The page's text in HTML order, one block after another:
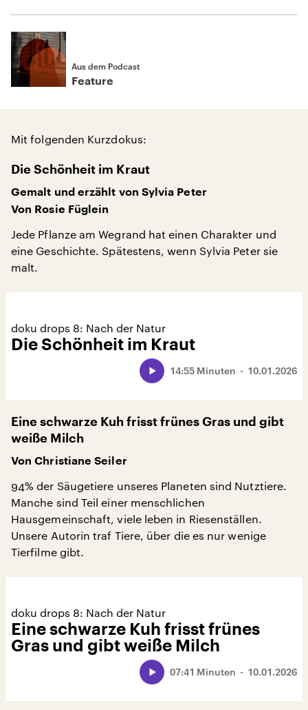
Aus dem Podcast
Feature
Mit folgenden Kurzdokus:
Die Schönheit im Kraut
Gemalt und erzählt von Sylvia Peter
Von Rosie Füglein
Jede Pflanze am Wegrand hat einen Charakter und
eine Geschichte. Spätestens, wenn Sylvia Peter sie
malt.
doku drops 8: Nach der Natur
Die Schönheit im Kraut
10.01.2026
14:55 Minuten
Eine schwarze Kuh frisst frünes Gras und gibt
weiße Milch
Von Christiane Seiler
94% der Säugetiere unseres Planeten sind Nutztiere.
Manche sind Teil einer menschlichen
Hausgemeinschaft, viele leben in Riesenställen.
Unsere Autorin traf Tiere, über die es nur wenige
Tierfilme gibt.
doku drops 8: Nach der Natur
Eine schwarze Kuh frisst frünes
Gras und gibt weiße Milch
10.01.2026
07:41 Minuten